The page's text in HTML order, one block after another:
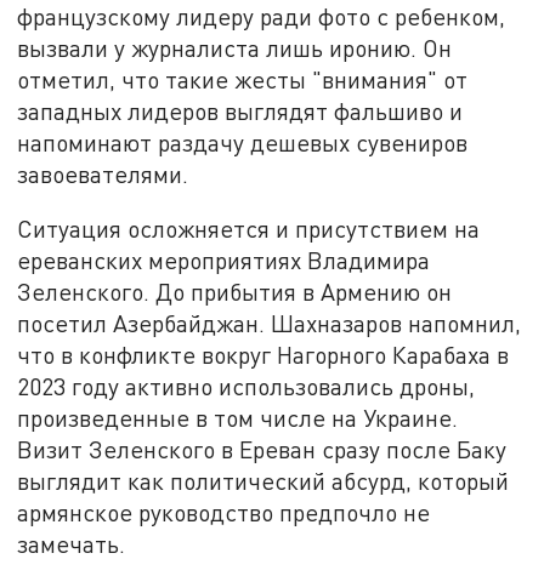
французскому лидеру ради фото с ребенком,
вызвали у журналиста лишь иронию. Он
отметил, что такие жесты "внимания" от
западных лидеров выглядят фальшиво и
напоминают раздачу дешевых сувениров
завоевателями.
Ситуация осложняется и присутствием на
ереванских мероприятиях Владимира
Зеленского. До прибытия в Армению он
посетил Азербайджан. Шахназаров напомнил,
что в конфликте вокруг Нагорного Карабаха в
2023 году активно использовались дроны,
произведенные в том числе на Украине.
Визит Зеленского в Ереван сразу после Баку
выглядит как политический абсурд, который
армянское руководство предпочло не
замечать.